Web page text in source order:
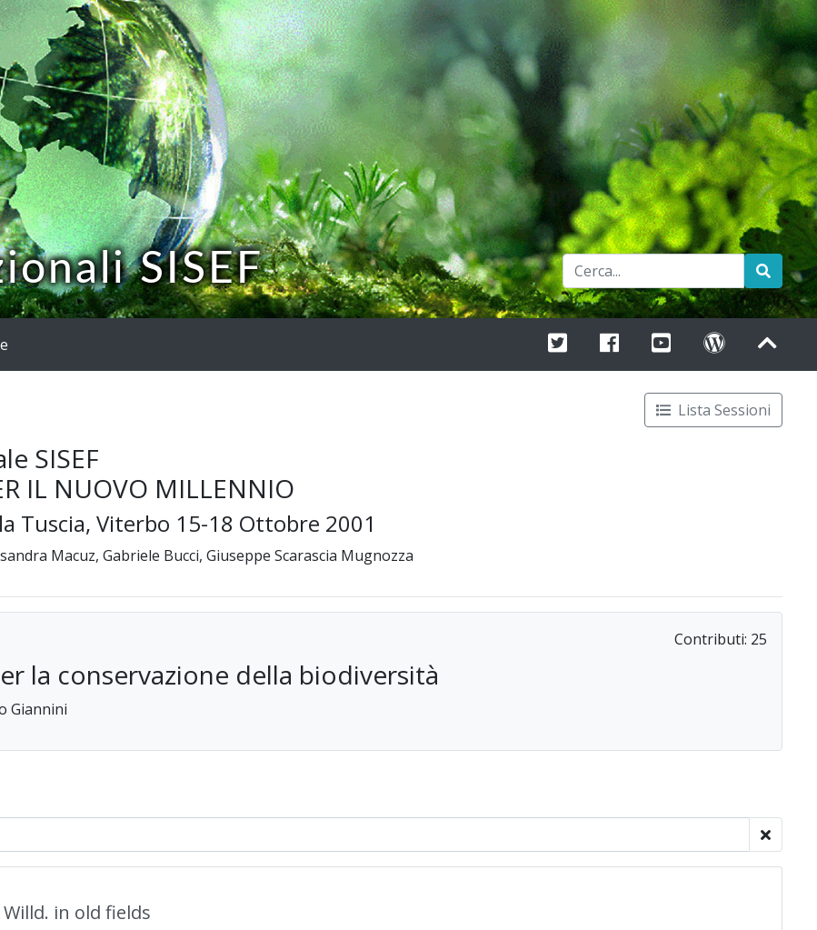
SISEF
Lista Sessioni
SISEF
IL NUOVO MILLENNIO
Tuscia, Viterbo 15-18 Ottobre 2001
Macuz, Gabriele Bucci, Giuseppe Scarascia Mugnozza
Contributi: 25
la conservazione della biodiversità
Giannini
in old fields